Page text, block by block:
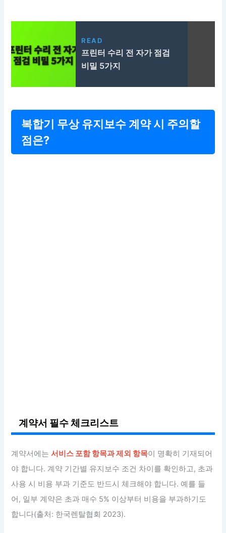
READ
프린터 수리 전 자가 점검
비밀 5가지
복합기 무상 유지보수 계약 시 주의할
점은?
계약서 필수 체크리스트
계약서에는서비스 포함 항목과 제외 항목이 명확히 기재되어
야 합니다. 계약 기간별 유지보수 조건 차이를 확인하고, 초과
사용 시 비용 부과 기준도 반드시 체크해야 합니다. 예를 들
어, 일부 계약은 초과 매수 5% 이상부터 비용을 부과하기도
합니다(출처: 한국렌탈협회 2023).